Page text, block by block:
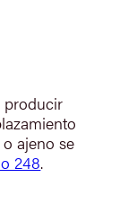
producir
ajeno se
248.